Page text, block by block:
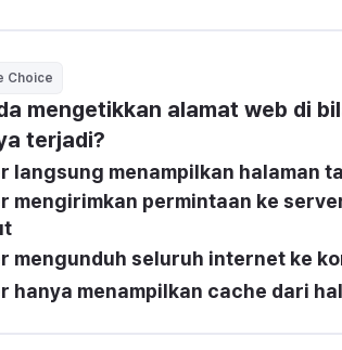
Choice
mengetikkan alamat web di
terjadi?
langsung menampilkan halaman
mengirimkan permintaan ke
mengunduh seluruh internet ke
hanya menampilkan cache dari